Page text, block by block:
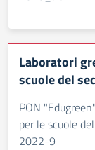
Laboratori
scuole del
PON
per le scuole
2022-9